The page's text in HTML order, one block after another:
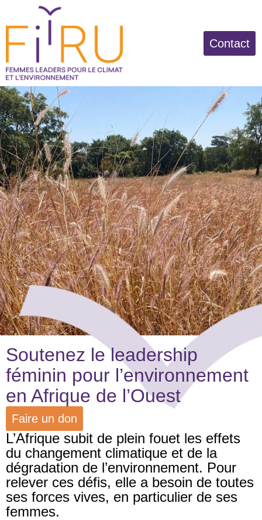
Contact
Soutenez le leadership
féminin pour l’environnement
en Afrique de l’Ouest
Faire un don
L’Afrique subit de plein fouet les effets
du changement climatique et de la
dégradation de l’environnement. Pour
relever ces défis, elle a besoin de toutes
ses forces vives, en particulier de ses
femmes.